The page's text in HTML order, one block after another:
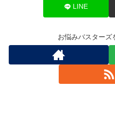
LINE
お悩みバスターズ